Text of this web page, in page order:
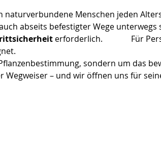
Menschen jeden
abseits befestigter Wege unterwegs
erforderlich.              Für
sondern um das
– und wir öffnen uns für